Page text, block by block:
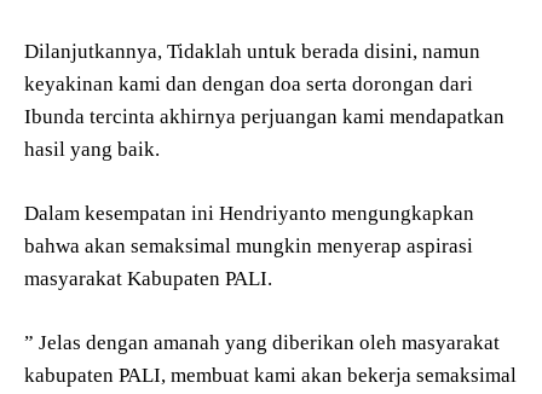
Dilanjutkannya, Tidaklah untuk berada disini, namun
keyakinan kami dan dengan doa serta dorongan dari
Ibunda tercinta akhirnya perjuangan kami mendapatkan
hasil yang baik.
Dalam kesempatan ini Hendriyanto mengungkapkan
bahwa akan semaksimal mungkin menyerap aspirasi
masyarakat Kabupaten PALI.
” Jelas dengan amanah yang diberikan oleh masyarakat
kabupaten PALI, membuat kami akan bekerja semaksimal